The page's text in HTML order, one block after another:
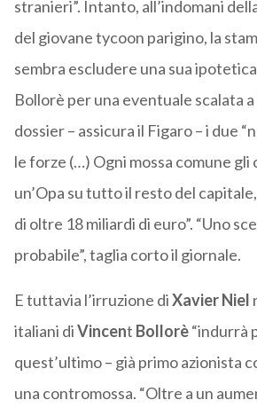
stranieri”. Intanto, all’indomani
del giovane tycoon parigino, la
sembra escludere una sua
Bollorè per una eventuale scalata a
dossier – assicura il Figaro – i due
le forze (…) Ogni mossa comune
un’Opa su tutto il resto del
di oltre 18 miliardi di euro”. “Uno
probabile”, taglia corto il giornale.
E tuttavia l’irruzione diXavier Niel
italiani diVincent Bollorè“indurrà
quest’ultimo – già primo azionista
una contromossa. “Oltre a un